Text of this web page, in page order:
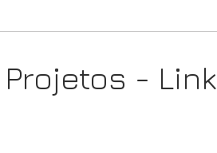
- Link